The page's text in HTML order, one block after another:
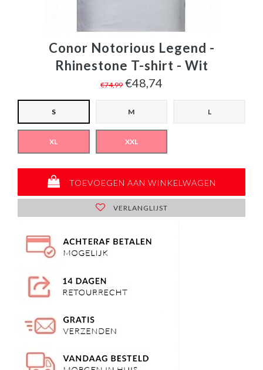
Conor Notorious Legend -
Rhinestone T-shirt - Wit
€74,99 €48,74
S M L
XL XXL
TOEVOEGEN AAN WINKELWAGEN
VERLANGLIJST